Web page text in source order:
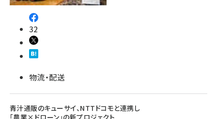
32
物流・配送
青汁通販のキューサイ、NTTドコモと連携し
「農業×ドローン」の新プロジェクト